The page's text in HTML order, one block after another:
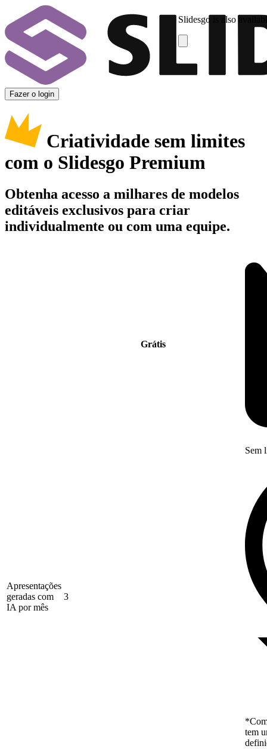
Slidesgo is also
Fazer o login
Criatividade sem limites
com o Slidesgo Premium
Obtenha acesso a milhares de modelos
editáveis exclusivos para criar
individualmente ou com uma equipe.
Grátis
Apresentações
geradas com
IA por mês
3
Sem
tem